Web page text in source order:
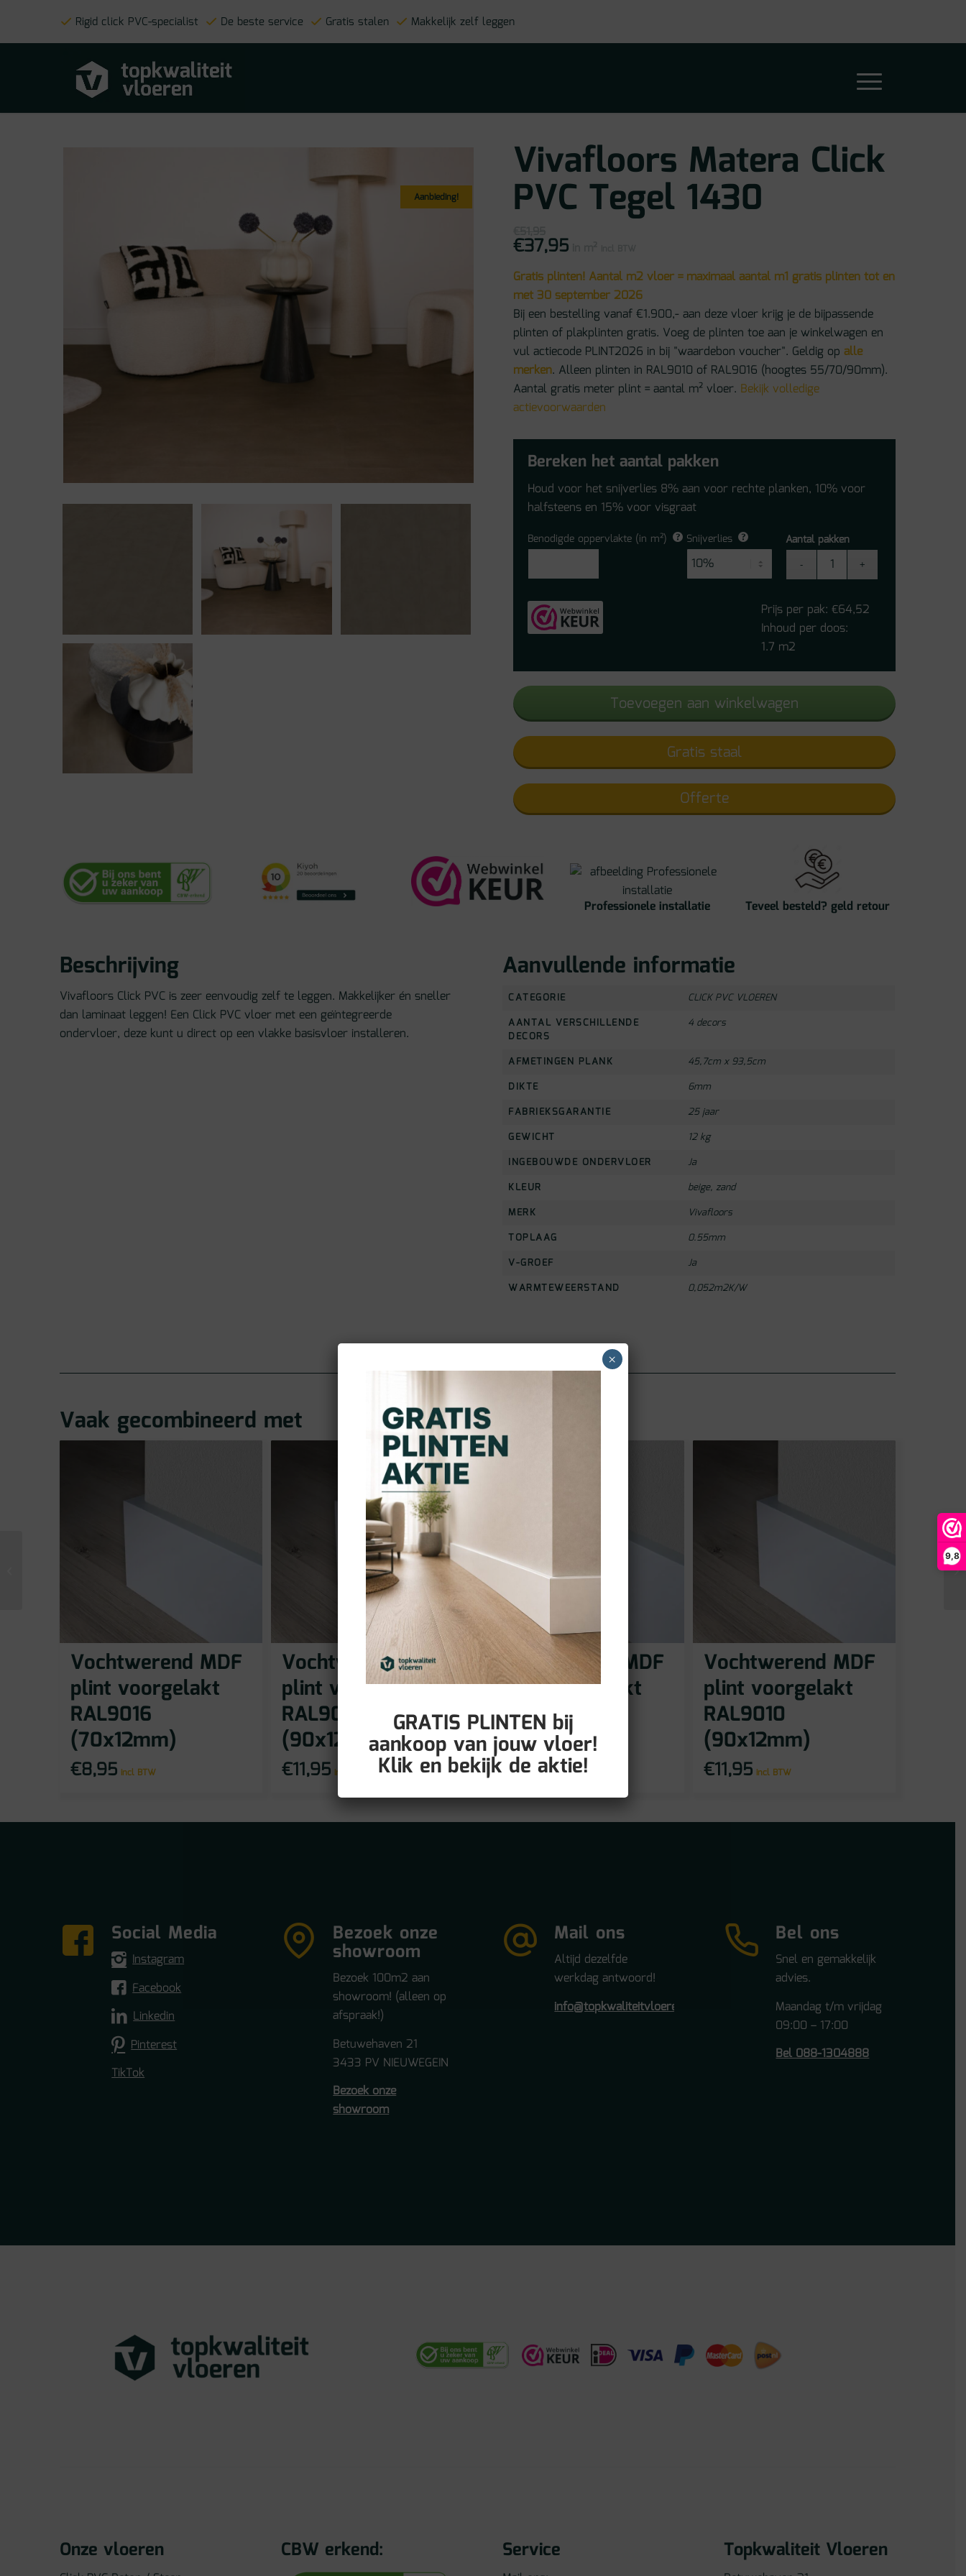
9,8
Rigid click PVC-specialist De beste service Gratis stalen Makkelijk zelf leggen
Aanbieding!
Vivafloors Matera Click
PVC Tegel 1430
Oorspronkelijke
prijs
was:
€37,95Huidige
prijs
Gratis plinten! Aantal m2 vloer = maximaal aantal m1 gratis plinten tot en
met 30 september 2026
Bij een bestelling vanaf €1.900,- aan deze vloer krijg je de bijpassende
plinten of plakplinten gratis. Voeg de plinten toe aan je winkelwagen en
vul actiecode PLINT2026 in bij "waardebon voucher". Geldig opalle
merken. Alleen plinten in RAL9010 of RAL9016 (hoogtes 55/70/90mm).
Aantal gratis meter plint = aantal m² vloer. Bekijk volledige
actievoorwaarden
Bereken het aantal pakken
Houd voor het snijverlies 8% aan voor rechte planken, 10% voor
halfsteens en 15% voor visgraat
Benodigde oppervlakte (in m²) Snijverlies
Aantal pakken
Vivafloors
Matera
PVC
Tegel
Prijs per pak: €64,52
Inhoud per doos:
1.7 m2
Toevoegen aan winkelwagen
Gratis staal
Offerte
Professionele installatie Teveel besteld? geld retour
Beschrijving
Vivafloors Click PVC is zeer eenvoudig zelf te leggen. Makkelijker én sneller
dan laminaat leggen! Een Click PVC vloer met een geïntegreerde
ondervloer, deze kunt u direct op een vlakke basisvloer installeren.
Aanvullende informatie
CATEGORIE
CLICK PVC VLOEREN
AANTAL VERSCHILLENDE
DECORS
4 decors
AFMETINGEN PLANK
45,7cm x 93,5cm
DIKTE
6mm
FABRIEKSGARANTIE
25 jaar
GEWICHT
12 kg
INGEBOUWDE ONDERVLOER
Ja
KLEUR
beige, zand
MERK
Vivafloors
TOPLAAG
0.55mm
V-GROEF
Ja
WARMTEWEERSTAND
0,052m2K/W
Vaak gecombineerd met
Vochtwerend MDF
plint voorgelakt
RAL9016
(70x12mm)
€8,95 incl BTW
Vochtwerend MDF
plint voorgelakt
RAL9016
(90x12mm)
€11,95 incl BTW
Vochtwerend MDF
plint voorgelakt
RAL9016
(90x15mm)
€ 12,95 incl BTW
Vochtwerend MDF
plint voorgelakt
RAL9010
(90x12mm)
€11,95 incl BTW
Social Media
Instagram
Facebook
Linkedin
Pinterest
TikTok
Bezoek onze
showroom
Bezoek 100m2 aan
showroom! (alleen op
afspraak!)
Betuwehaven 21
3433 PV NIEUWEGEIN
Bezoek onze
showroom
Mail ons
Altijd dezelfde
werkdag antwoord!
info@topkwaliteitvloeren.nl
Bel ons
Snel en gemakkelijk
advies.
Maandag t/m vrijdag
09:00 – 17:00
Bel 088-1304888
Onze vloeren CBW erkend: Service Topkwaliteit Vloeren
GRATIS PLINTEN bij
aankoop van jouw vloer!
Klik en bekijk de aktie!
×